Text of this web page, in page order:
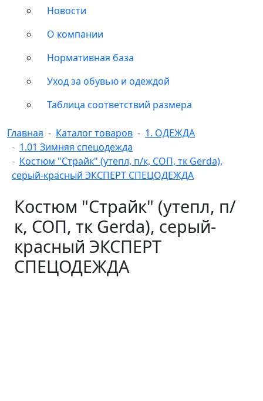
Новости
О компании
Нормативная база
Уход за обувью и одеждой
Таблица соответствий размера
Главная Каталог товаров
1. ОДЕЖДА
1.01 Зимняя спецодежда
Костюм "Страйк" (утепл, п/к, СОП, тк Gerda),
серый-красный ЭКСПЕРТ СПЕЦОДЕЖДА
Костюм "Страйк" (утепл, п/
к, СОП, тк Gerda), серый-
красный ЭКСПЕРТ
СПЕЦОДЕЖДА